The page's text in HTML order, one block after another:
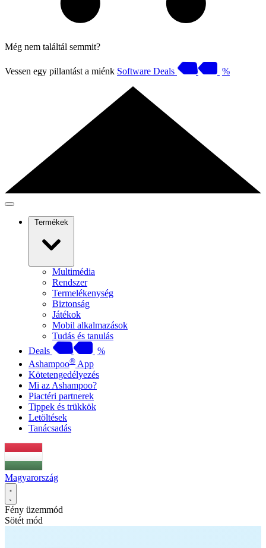
Még nem találtál semmit?
Vessen egy pillantást a miénk Software Deals %
Termékek
Multimédia
Rendszer
Termelékenység
Biztonság
Játékok
Mobil alkalmazások
Tudás és tanulás
Deals
%
Ashampoo® App
Kötetengedélyezés
Mi az Ashampoo?
Piactéri partnerek
Tippek és trükkök
Letöltések
Tanácsadás
Magyarország
Fény üzemmód
Sötét mód